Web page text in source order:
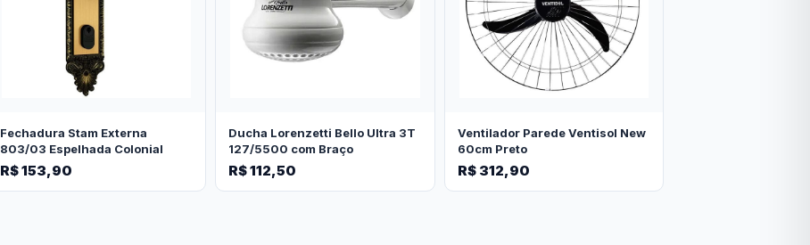
Fechadura Stam Externa
803/03 Espelhada Colonial
R$ 153,90
Ducha Lorenzetti Bello Ultra 3T
127/5500 com Braço
R$ 112,50
Ventilador Parede Ventisol New
60cm Preto
R$ 312,90